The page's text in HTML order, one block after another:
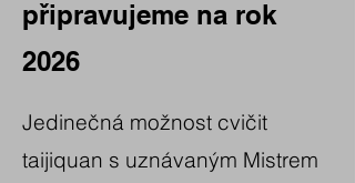
připravujeme na rok
2026
Jedinečná možnost cvičit
taijiquan s uznávaným Mistrem